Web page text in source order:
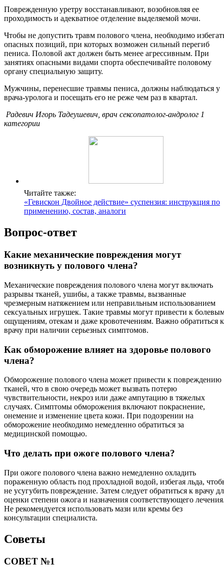
Поврежденную уретру восстанавливают, возобновляя ее
проходимость и адекватное отделение выделяемой мочи.
Чтобы не допустить травм полового члена, необходимо
опасных позиций, при которых возможен сильный перегиб
пениса. Половой акт должен быть менее агрессивным. При
занятиях опасными видами спорта обеспечивайте половому
органу специальную защиту.
Мужчины, перенесшие травмы пениса, должны наблюдаться у
врача-уролога и посещать его не реже чем раз в квартал.
Радевич Игорь Тадеушевич, врач сексопатолог-андролог 1
категории
Читайте также:
«Гевискон Двойное действие» суспензия: инструкция по
применению, состав, аналоги
Вопрос-ответ
Какие механические повреждения могут
возникнуть у полового члена?
Механические повреждения полового члена могут включать
разрывы тканей, ушибы, а также травмы, вызванные
чрезмерным натяжением или неправильным использованием
сексуальных игрушек. Такие травмы могут привести к
ощущениям, отекам и даже кровотечениям. Важно обратиться к
врачу при наличии серьезных симптомов.
Как обморожение влияет на здоровье полового
члена?
Обморожение полового члена может привести к повреждению
тканей, что в свою очередь может вызвать потерю
чувствительности, некроз или даже ампутацию в тяжелых
случаях. Симптомы обморожения включают покраснение,
онемение и изменение цвета кожи. При подозрении на
обморожение необходимо немедленно обратиться за
медицинской помощью.
Что делать при ожоге полового члена?
При ожоге полового члена важно немедленно охладить
пораженную область под прохладной водой, избегая льда,
не усугубить повреждение. Затем следует обратиться к врачу
оценки степени ожога и назначения соответствующего
Не рекомендуется использовать мази или кремы без
консультации специалиста.
Советы
СОВЕТ №1